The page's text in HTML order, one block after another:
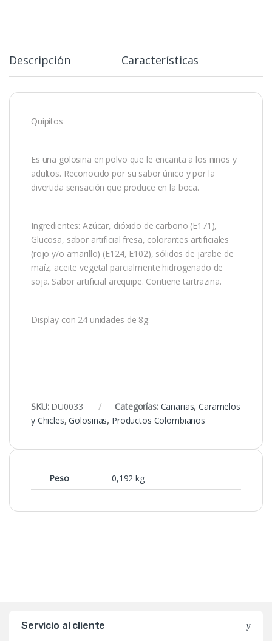
Descripción Características
Quipitos
Es una golosina en polvo que le encanta a los niños y
adultos. Reconocido por su sabor único y por la
divertida sensación que produce en la boca.
Ingredientes: Azúcar, dióxido de carbono (E171),
Glucosa, sabor artificial fresa, colorantes artificiales
(rojo y/o amarillo) (E124, E102), sólidos de jarabe de
maíz, aceite vegetal parcialmente hidrogenado de
soja. Sabor artificial arequipe. Contiene tartrazina.
Display con 24 unidades de 8g.
SKU: DU0033 Categorías: Canarias,Caramelos
y Chicles,Golosinas, Productos Colombianos
Peso 0,192 kg
Servicio al cliente